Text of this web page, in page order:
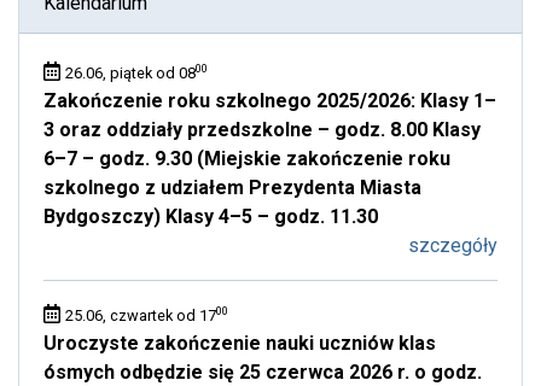
26.06, piątek od 0800
Zakończenie roku szkolnego 2025/2026: Klasy 1–
3 oraz oddziały przedszkolne – godz. 8.00 Klasy
6–7 – godz. 9.30 (Miejskie zakończenie roku
szkolnego z udziałem Prezydenta Miasta
Bydgoszczy) Klasy 4–5 – godz. 11.30
szczegóły
25.06, czwartek od 1700
Uroczyste zakończenie nauki uczniów klas
ósmych odbędzie się 25 czerwca 2026 r. o godz.